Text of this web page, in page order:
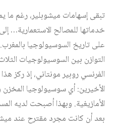
تبقى إسهامات ميشوبلير، رغم ما
خدماتها للمصالح الاستعمارية…
على تاريخ السوسيولوجيا
التوازن بين السوسيولوجيات
الفرنسي روبير مونتاني، إذ ركز
الأخيرين: أي سوسيولوجيا المخزن
الأمازيغية. وبهذا أصبحت لديه
بعد أن كانت مجرد مقترح عند